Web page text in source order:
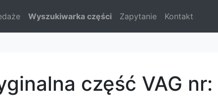
Wyszukiwarka części Zapytanie Kontakt
część VAG